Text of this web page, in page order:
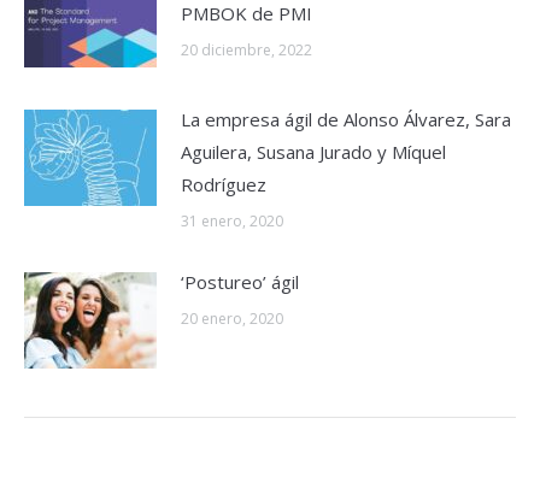
PMBOK de PMI
20 diciembre, 2022
La empresa ágil de Alonso Álvarez, Sara
Aguilera, Susana Jurado y Míquel
Rodríguez
31 enero, 2020
‘Postureo’ ágil
20 enero, 2020